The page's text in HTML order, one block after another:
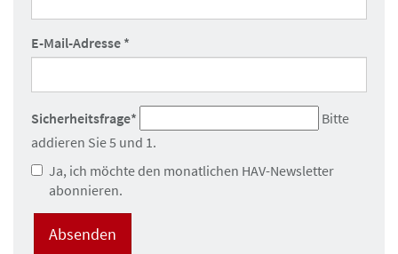
E-Mail-Adresse Pflichtfeld
*
Sicherheitsfrage*
Bitte
addieren Sie 5 und 1.
Ja, ich möchte den monatlichen HAV-Newsletter
abonnieren.
Absenden